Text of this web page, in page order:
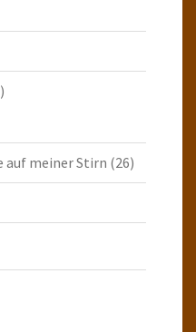
auf meiner Stirn (26)